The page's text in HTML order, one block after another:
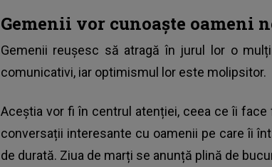
Gemenii vor cunoaște oameni
Gemenii reușesc să atragă în jurul lor o
comunicativi, iar optimismul lor este molipsitor.
Aceștia vor fi în centrul atenției, ceea ce îi
conversații interesante cu oamenii pe care îi
de durată. Ziua de marți se anunță plină de